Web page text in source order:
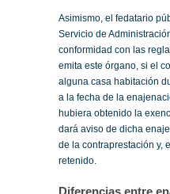
Asimismo, el fedatario
Servicio de
conformidad con las
emita este órgano, si el
alguna casa habitación
a la fecha de la
hubiera obtenido la
dará aviso de dicha
de la contraprestación y,
retenido.